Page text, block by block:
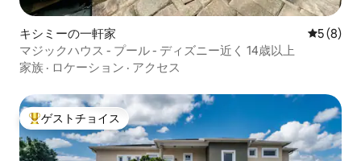
キシミーの一軒家 レビュー
5 (8)
マジックハウス - プール - ディズニー近く 14歳以上
家族 · ロケーション · アクセス
大好評のゲストチョイスです。
ゲストチョイス